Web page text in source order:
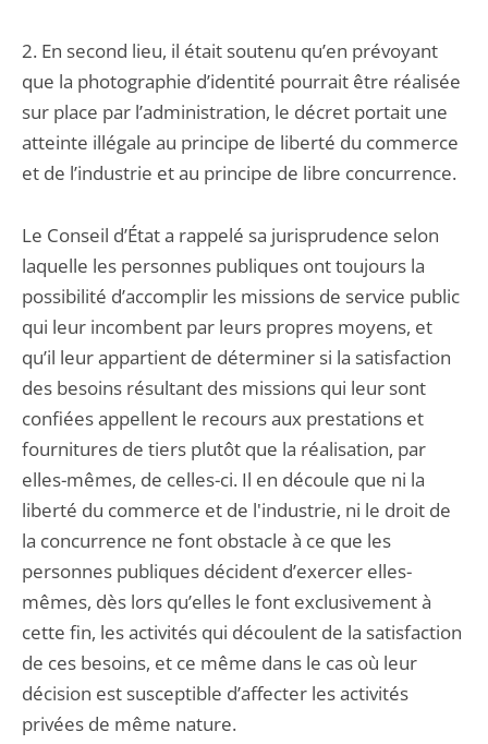
2. En second lieu, il était soutenu qu’en prévoyant
que la photographie d’identité pourrait être réalisée
sur place par l’administration, le décret portait une
atteinte illégale au principe de liberté du commerce
et de l’industrie et au principe de libre concurrence.
Le Conseil d’État a rappelé sa jurisprudence selon
laquelle les personnes publiques ont toujours la
possibilité d’accomplir les missions de service public
qui leur incombent par leurs propres moyens, et
qu’il leur appartient de déterminer si la satisfaction
des besoins résultant des missions qui leur sont
confiées appellent le recours aux prestations et
fournitures de tiers plutôt que la réalisation, par
elles-mêmes, de celles-ci. Il en découle que ni la
liberté du commerce et de l'industrie, ni le droit de
la concurrence ne font obstacle à ce que les
personnes publiques décident d’exercer elles-
mêmes, dès lors qu’elles le font exclusivement à
cette fin, les activités qui découlent de la satisfaction
de ces besoins, et ce même dans le cas où leur
décision est susceptible d’affecter les activités
privées de même nature.